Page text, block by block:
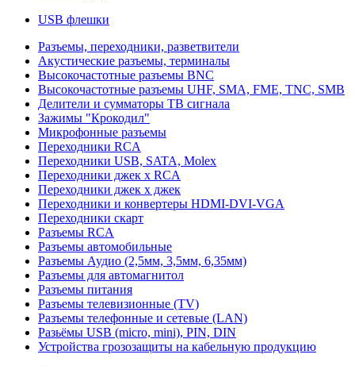
USB флешки
Разъемы, переходники, разветвители
Акустические разъемы, терминалы
Высокочастотные разъемы BNC
Высокочастотные разъемы UHF, SMA, FME, TNC, SMB
Делители и сумматоры ТВ сигнала
Зажимы "Крокодил"
Микрофонные разъемы
Переходники RCA
Переходники USB, SATA, Molex
Переходники джек х RCA
Переходники джек х джек
Переходники и конвертеры HDMI-DVI-VGA
Переходники скарт
Разъемы RCA
Разъемы автомобильные
Разъемы Аудио (2,5мм, 3,5мм, 6,35мм)
Разъемы для автомагнитол
Разъемы питания
Разъемы телевизионные (TV)
Разъемы телефонные и сетевые (LAN)
Разьёмы USB (micro, mini), PIN, DIN
Устройства грозозащиты на кабельную продукцию